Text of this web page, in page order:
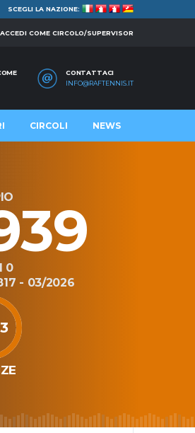
SCEGLI LA NAZIONE:
ACCEDI COME CIRCOLO/SUPERVISOR
CONTATTACI
INFO@RAFTENNIS.IT
CIRCOLI NEWS
0
- 03/2026